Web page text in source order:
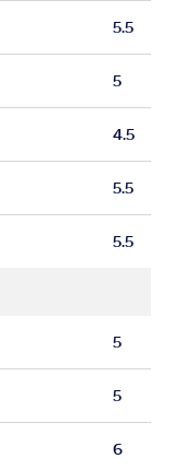
5.5
5
4.5
5.5
5.5
5
5
6